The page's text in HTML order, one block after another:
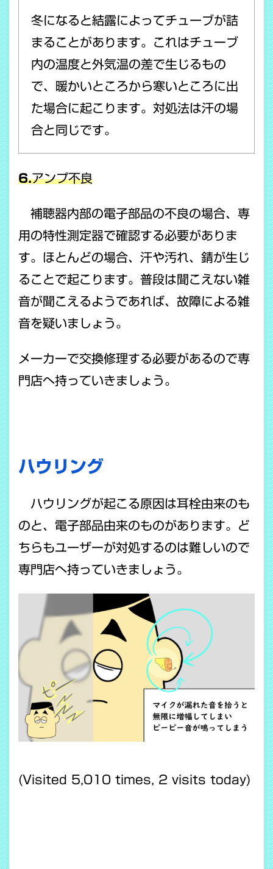
冬になると結露によってチューブが詰
まることがあります。これはチューブ
内の温度と外気温の差で生じるもの
で、暖かいところから寒いところに出
た場合に起こります。対処法は汗の場
合と同じです。
6.アンプ不良
補聴器内部の電子部品の不良の場合、専
用の特性測定器で確認する必要がありま
す。ほとんどの場合、汗や汚れ、錆が生じ
ることで起こります。普段は聞こえない雑
音が聞こえるようであれば、故障による雑
音を疑いましょう。
メーカーで交換修理する必要があるので専
門店へ持っていきましょう。
ハウリング
ハウリングが起こる原因は耳栓由来のも
のと、電子部品由来のものがあります。ど
ちらもユーザーが対処するのは難しいので
専門店へ持っていきましょう。
(Visited 5,010 times, 2 visits today)